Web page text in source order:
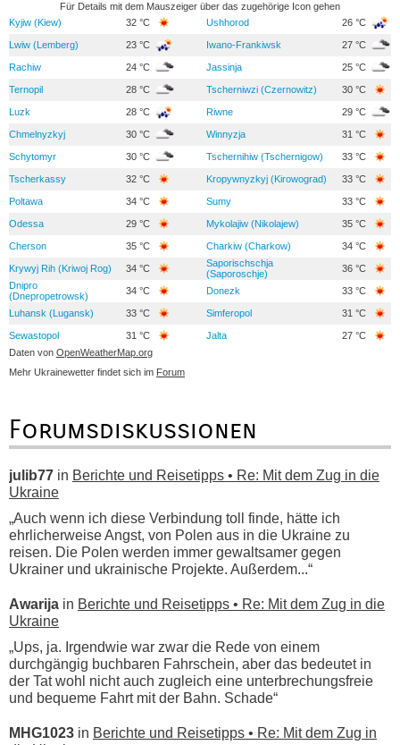
Für Details mit dem Mauszeiger über das zugehörige Icon gehen
Kyjiw (Kiew)
32 °C Ushhorod 26 °C
Lwiw (Lemberg) 23 °C Iwano-Frankiwsk 27 °C
Rachiw 24 °C Jassinja 25 °C
Ternopil 28 °C Tscherniwzi (Czernowitz) 30 °C
Luzk 28 °C Riwne 29 °C
Chmelnyzkyj 30 °C Winnyzja 31 °C
Schytomyr 30 °C Tschernihiw (Tschernigow) 33 °C
Tscherkassy 32 °C Kropywnyzkyj (Kirowograd) 33 °C
Poltawa 34 °C Sumy 33 °C
Odessa 29 °C Mykolajiw (Nikolajew) 35 °C
Cherson 35 °C Charkiw (Charkow) 34 °C
Krywyj Rih (Kriwoj Rog) 34 °C
Saporischschja
(Saporoschje)
36 °C
Dnipro
(Dnepropetrowsk)
34 °C Donezk 33 °C
Luhansk (Lugansk) 33 °C Simferopol 31 °C
Sewastopol 31 °C Jalta
27 °C
Daten von OpenWeatherMap.org
Mehr Ukrainewetter findet sich im Forum
Forumsdiskussionen
julib77 in Berichte und Reisetipps • Re: Mit dem Zug in die
Ukraine
„Auch wenn ich diese Verbindung toll finde, hätte ich
ehrlicherweise Angst, von Polen aus in die Ukraine zu
reisen. Die Polen werden immer gewaltsamer gegen
Ukrainer und ukrainische Projekte. Außerdem...“
Awarija in Berichte und Reisetipps • Re: Mit dem Zug in die
Ukraine
„Ups, ja. Irgendwie war zwar die Rede von einem
durchgängig buchbaren Fahrschein, aber das bedeutet in
der Tat wohl nicht auch zugleich eine unterbrechungsfreie
und bequeme Fahrt mit der Bahn. Schade“
MHG1023 in Berichte und Reisetipps • Re: Mit dem Zug in